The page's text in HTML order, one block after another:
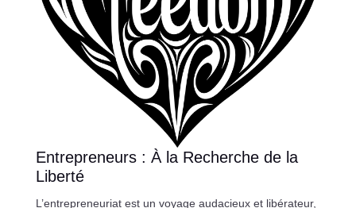
Entrepreneurs : À la Recherche de la
Liberté
L’entrepreneuriat est un voyage audacieux et libérateur,